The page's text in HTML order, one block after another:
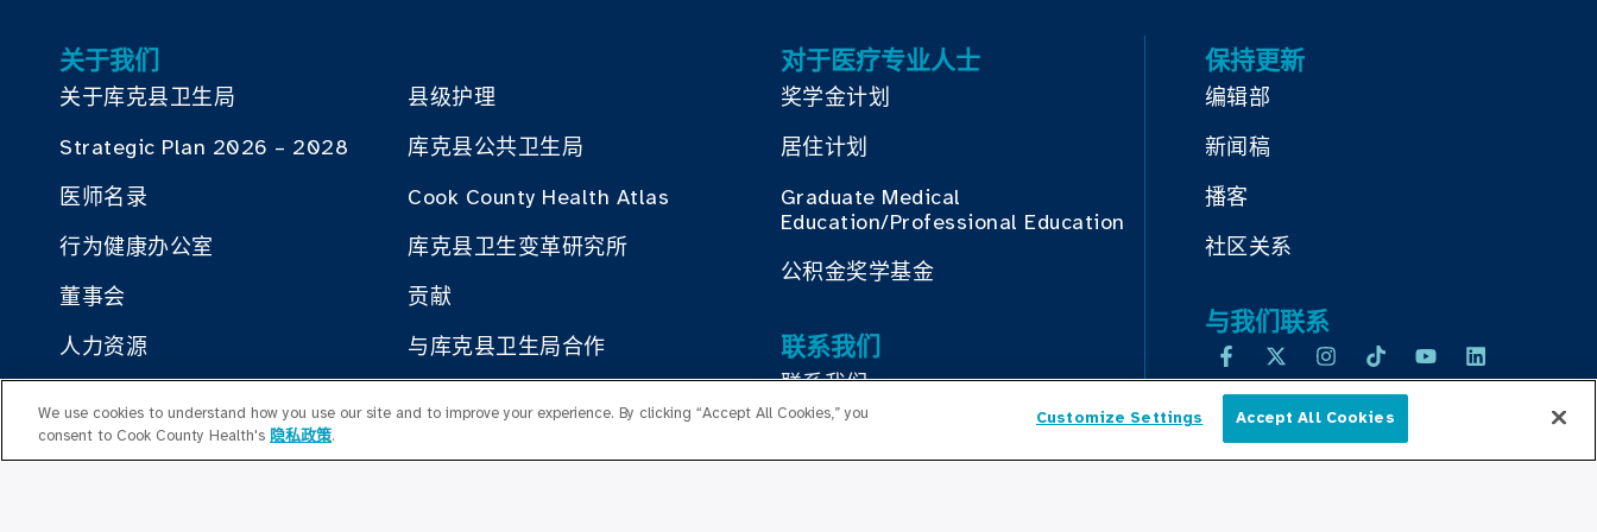
关于我们
关于库克县卫生局
Strategic Plan 2026 – 2028
医师名录
行为健康办公室
董事会
人力资源
高层领导
县级护理
库克县公共卫生局
Cook County Health Atlas
库克县卫生变革研究所
贡献
与库克县卫生局合作
对于医疗专业人士
奖学金计划
居住计划
Graduate Medical
Education/Professional Education
公积金奖学基金
联系我们
联系我们
保持更新
编辑部
新闻稿
播客
社区关系
与我们联系
简体中文
We use cookies to understand how you use our site and to improve your experience. By clicking “Accept All Cookies,” you
consent to Cook County Health's 隐私政策.
Customize Settings Accept All Cookies